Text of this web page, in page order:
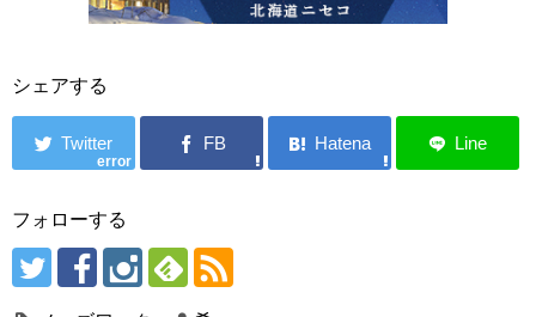
シェアする
error
フォローする